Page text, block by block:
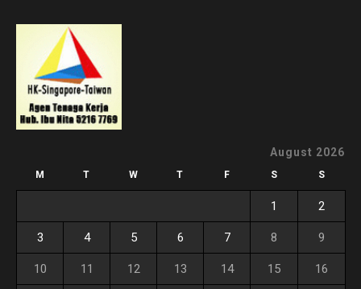
August 2026
M T W T F S S
1 2
3 4 5 6 7 8 9
10 11 12 13 14 15 16